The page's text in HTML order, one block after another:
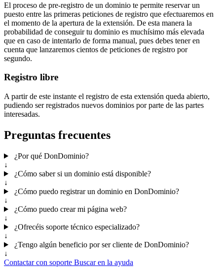
El proceso de pre-registro de un dominio te permite reservar un
puesto entre las primeras peticiones de registro que efectuaremos en
el momento de la apertura de la extensión. De esta manera la
probabilidad de conseguir tu dominio es muchísimo más elevada
que en caso de intentarlo de forma manual, pues debes tener en
cuenta que lanzaremos cientos de peticiones de registro por
segundo.
Registro libre
A partir de este instante el registro de esta extensión queda abierto,
pudiendo ser registrados nuevos dominios por parte de las partes
interesadas.
Preguntas frecuentes
¿Por qué DonDominio?
↓
¿Cómo saber si un dominio está disponible?
↓
¿Cómo puedo registrar un dominio en DonDominio?
↓
¿Cómo puedo crear mi página web?
↓
¿Ofrecéis soporte técnico especializado?
↓
¿Tengo algún beneficio por ser cliente de DonDominio?
↓
Contactar con soporte Buscar en la ayuda